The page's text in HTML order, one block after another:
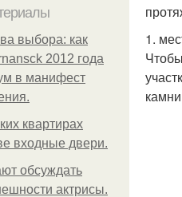
выбора: как
2012 года
в манифест
квартирах
входные двери.
обсуждать
актрисы.
1.